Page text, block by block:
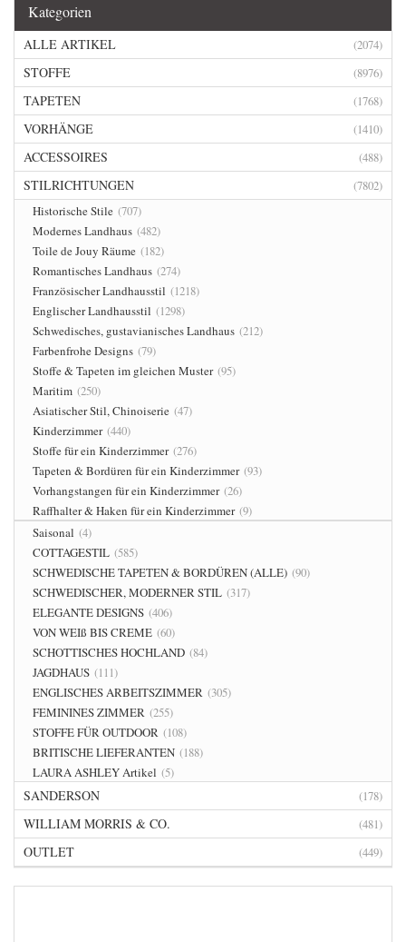
Kategorien
ALLE ARTIKEL (2074)
STOFFE (8976)
TAPETEN (1768)
VORHÄNGE (1410)
ACCESSOIRES (488)
STILRICHTUNGEN
(7802)
Historische Stile (707)
Modernes Landhaus (482)
Toile de Jouy Räume (182)
Romantisches Landhaus (274)
Französischer Landhausstil (1218)
Englischer Landhausstil (1298)
Schwedisches, gustavianisches Landhaus (212)
Farbenfrohe Designs (79)
Stoffe & Tapeten im gleichen Muster (95)
Maritim (250)
Asiatischer Stil, Chinoiserie (47)
Kinderzimmer (440)
Stoffe für ein Kinderzimmer (276)
Tapeten & Bordüren für ein Kinderzimmer (93)
Vorhangstangen für ein Kinderzimmer (26)
Raffhalter & Haken für ein Kinderzimmer (9)
Saisonal (4)
COTTAGESTIL (585)
SCHWEDISCHE TAPETEN & BORDÜREN (ALLE) (90)
SCHWEDISCHER, MODERNER STIL (317)
ELEGANTE DESIGNS (406)
VON WEIß BIS CREME (60)
SCHOTTISCHES HOCHLAND (84)
JAGDHAUS (111)
ENGLISCHES ARBEITSZIMMER (305)
FEMININES ZIMMER (255)
STOFFE FÜR OUTDOOR (108)
BRITISCHE LIEFERANTEN (188)
LAURA ASHLEY Artikel (5)
SANDERSON (178)
WILLIAM MORRIS & CO. (481)
OUTLET (449)